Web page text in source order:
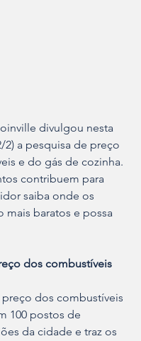
divulgou nesta
2) a pesquisa de preço
e do gás de cozinha.
contribuem para
saiba onde os
mais baratos e possa
dos combustíveis
dos combustíveis
100 postos de
da cidade e traz os